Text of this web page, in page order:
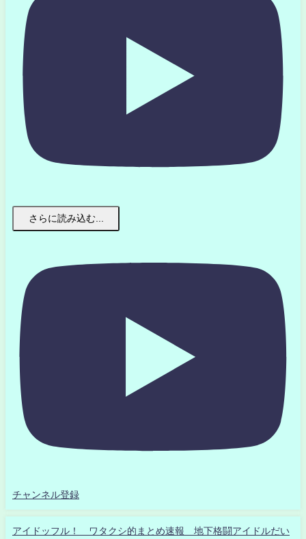
さらに読み込む...
チャンネル登録
アイドッフル！ ワタクシ的まとめ速報 地下格闘アイドルだい